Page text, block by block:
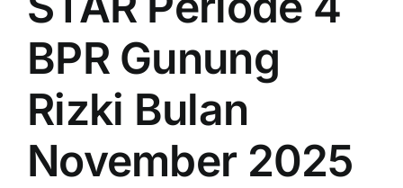
BPR Gunung
Rizki Bulan
November 2025